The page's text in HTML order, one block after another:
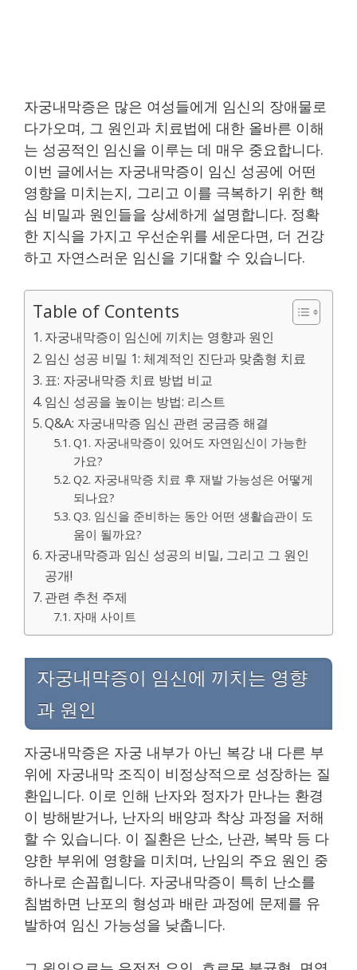
자궁내막증은 많은 여성들에게 임신의 장애물로
다가오며, 그 원인과 치료법에 대한 올바른 이해
는 성공적인 임신을 이루는 데 매우 중요합니다.
이번 글에서는 자궁내막증이 임신 성공에 어떤
영향을 미치는지, 그리고 이를 극복하기 위한 핵
심 비밀과 원인들을 상세하게 설명합니다. 정확
한 지식을 가지고 우선순위를 세운다면, 더 건강
하고 자연스러운 임신을 기대할 수 있습니다.
Table of Contents
자궁내막증이 임신에 끼치는 영향과 원인
임신 성공 비밀 1: 체계적인 진단과 맞춤형 치료
표: 자궁내막증 치료 방법 비교
임신 성공을 높이는 방법: 리스트
Q&A: 자궁내막증 임신 관련 궁금증 해결
Q1. 자궁내막증이 있어도 자연임신이 가능한
가요?
Q2. 자궁내막증 치료 후 재발 가능성은 어떻게
되나요?
Q3. 임신을 준비하는 동안 어떤 생활습관이 도
움이 될까요?
자궁내막증과 임신 성공의 비밀, 그리고 그 원인
공개!
관련 추천 주제
자매 사이트
자궁내막증이 임신에 끼치는 영향
과 원인
자궁내막증은 자궁 내부가 아닌 복강 내 다른 부
위에 자궁내막 조직이 비정상적으로 성장하는 질
환입니다. 이로 인해 난자와 정자가 만나는 환경
이 방해받거나, 난자의 배양과 착상 과정을 저해
할 수 있습니다. 이 질환은 난소, 난관, 복막 등 다
양한 부위에 영향을 미치며, 난임의 주요 원인 중
하나로 손꼽힙니다. 자궁내막증이 특히 난소를
침범하면 난포의 형성과 배란 과정에 문제를 유
발하여 임신 가능성을 낮춥니다.